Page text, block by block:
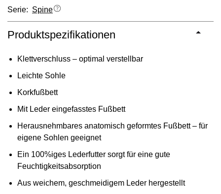
Serie: Spine
Produktspezifikationen
Klettverschluss – optimal verstellbar
Leichte Sohle
Korkfußbett
Mit Leder eingefasstes Fußbett
Herausnehmbares anatomisch geformtes Fußbett – für
eigene Sohlen geeignet
Ein 100%iges Lederfutter sorgt für eine gute
Feuchtigkeitsabsorption
Aus weichem, geschmeidigem Leder hergestellt